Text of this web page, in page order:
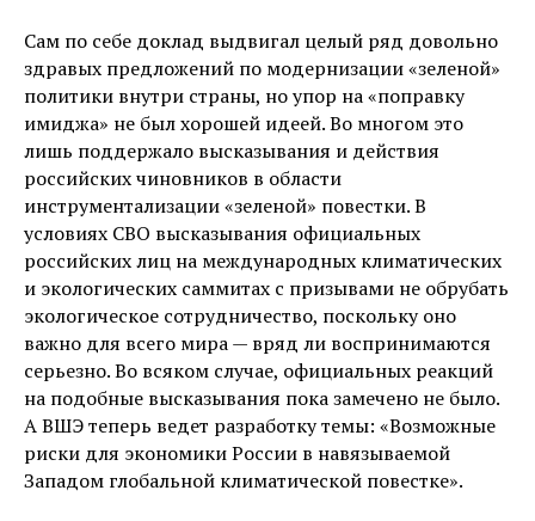
Сам по себе доклад выдвигал целый ряд довольно
здравых предложений по модернизации «зеленой»
политики внутри страны, но упор на «поправку
имиджа» не был хорошей идеей. Во многом это
лишь поддержало высказывания и действия
российских чиновников в области
инструментализации «зеленой» повестки. В
условиях СВО высказывания официальных
российских лиц на международных климатических
и экологических саммитах с призывами не обрубать
экологическое сотрудничество, поскольку оно
важно для всего мира — вряд ли воспринимаются
серьезно. Во всяком случае, официальных реакций
на подобные высказывания пока замечено не было.
А ВШЭ теперь ведет разработку темы: «Возможные
риски для экономики России в навязываемой
Западом глобальной климатической повестке».